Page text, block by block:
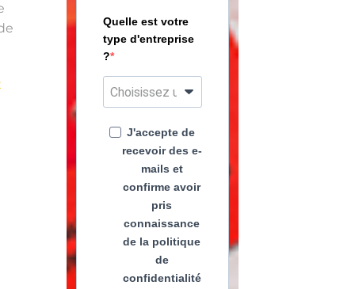
Quelle est votre
type d'entreprise
?
J'accepte de
recevoir des e-
mails et
confirme avoir
pris
connaissance
de la politique
de
confidentialité